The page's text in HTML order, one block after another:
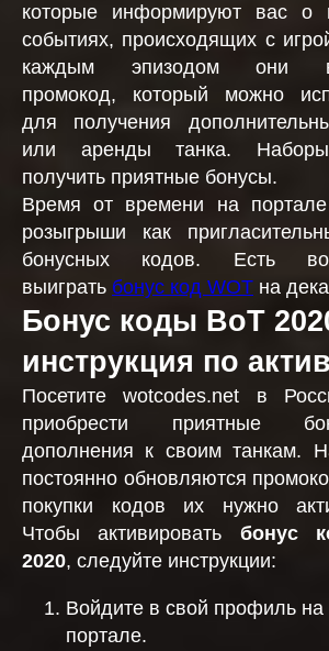
которые информируют вас о
событиях, происходящих с
каждым эпизодом они
промокод, который можно
для получения
или аренды танка.
получить приятные бонусы.
Время от времени на
розыгрыши как
бонусных кодов. Есть
выиграть бонус код WOT на
Бонус коды ВоТ
инструкция по
Посетите wotcodes.net в
приобрести приятные
дополнения к своим танкам.
постоянно обновляются
покупки кодов их нужно
Чтобы активировать бонус
2020, следуйте инструкции:
Войдите в свой профиль на
портале.